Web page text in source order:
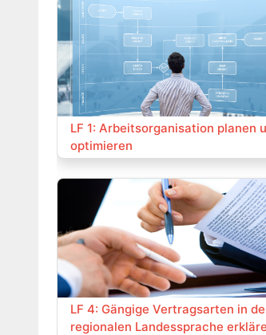
Kurs:
LF 1: Arbeitsorganisation planen
optimieren
Kurs:
LF 4: Gängige Vertragsarten in
regionalen Landessprache